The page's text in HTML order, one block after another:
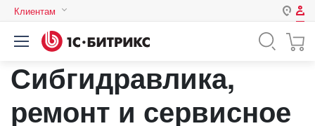
Клиентам
Беларусь
Авторизация
Логин
Сибгидравлика,
ремонт и сервисное